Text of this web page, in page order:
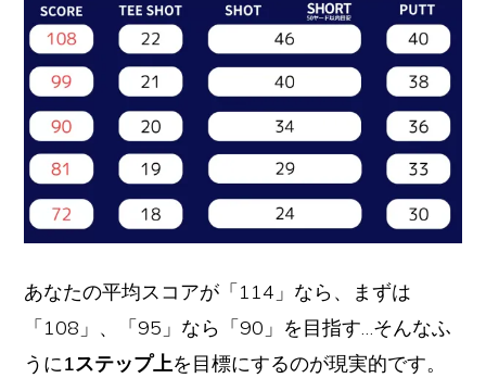
あなたの平均スコアが「114」なら、まずは
「108」、「95」なら「90」を目指す…そんなふ
うに1ステップ上を目標にするのが現実的です。